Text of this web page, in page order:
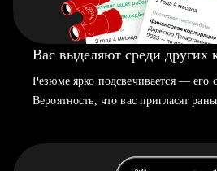
Вас выделяют среди других
Резюме ярко подсвечивается — его
Вероятность, что вас пригласят